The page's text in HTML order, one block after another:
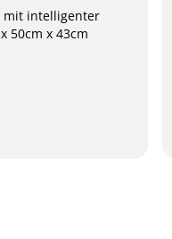
mit intelligenter
50cm x 43cm